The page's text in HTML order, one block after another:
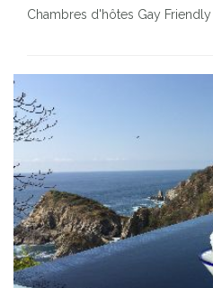
Chambres d'hôtes Gay Friendly